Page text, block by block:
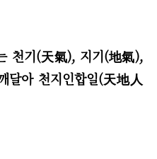
천기(天氣), 지기(地氣),
달아 천지인합일(天地人